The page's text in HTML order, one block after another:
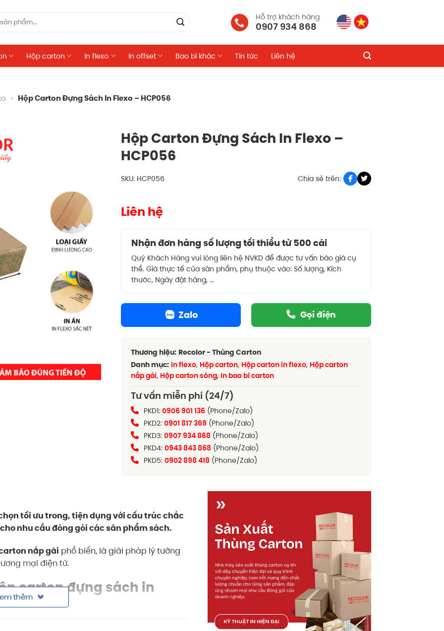
Hỗ trợ khách hàng
0907 934 868
Hộp carton In flexo In offset Bao bì khác Tin tức Liên hệ
» Hộp Carton Đựng Sách In Flexo – HCP056
Hộp Carton Đựng Sách In Flexo –
HCP056
SKU: HCP056 Chia sẻ trên:
Liên hệ
Nhận đơn hàng số lượng tối thiểu từ 500 cái
Quý Khách Hàng vui lòng liên hệ NVKD để được tư vấn báo giá cụ
thể. Giá thực tế của sản phẩm, phụ thuộc vào: Số lượng, Kích
thước, Ngày đặt hàng, ...
Zalo Gọi điện
Thương hiệu: Recolor - Thùng Carton
Danh mục: In flexo, Hộp carton, Hộp carton in flexo, Hộp carton
nắp gài, Hộp carton sóng, In bao bì carton
Tư vấn miễn phí (24/7)
PKD1: 0906 901 136 (Phone/Zalo)
PKD2: 0901 817 369 (Phone/Zalo)
PKD3: 0907 934 868 (Phone/Zalo)
PKD4: 0943 843 868 (Phone/Zalo)
PKD5: 0902 898 418 (Phone/Zalo)
tối ưu trong, tiện dụng với cấu trúc chắc
nhu cầu đóng gói các sản phẩm sách.
nắp gài phổ biến, là giải pháp lý tưởng
mại điện tử.
carton đựng sách in
thêm